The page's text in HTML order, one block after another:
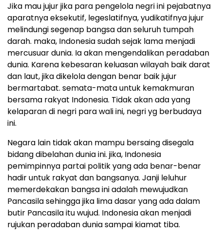
Jika mau jujur jika para pengelola negri ini pejabatnya
aparatnya eksekutif, legeslatifnya, yudikatifnya jujur
melindungi segenap bangsa dan seluruh tumpah
darah. maka, Indonesia sudah sejak lama menjadi
mercusuar dunia. Ia akan mengendalikan peradaban
dunia. Karena kebesaran keluasan wilayah baik darat
dan laut, jika dikelola dengan benar baik jujur
bermartabat. semata-mata untuk kemakmuran
bersama rakyat Indonesia. Tidak akan ada yang
kelaparan di negri para wali ini, negri yg berbudaya
ini.
Negara lain tidak akan mampu bersaing disegala
bidang dibelahan dunia ini. jika, Indonesia
pemimpinnya partai politik yang ada benar-benar
hadir untuk rakyat dan bangsanya. Janji leluhur
memerdekakan bangsa ini adalah mewujudkan
Pancasila sehingga jika lima dasar yang ada dalam
butir Pancasila itu wujud. Indonesia akan menjadi
rujukan peradaban dunia sampai kiamat tiba.